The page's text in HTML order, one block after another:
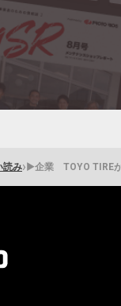
読み›▶企業 TOYO TIRE